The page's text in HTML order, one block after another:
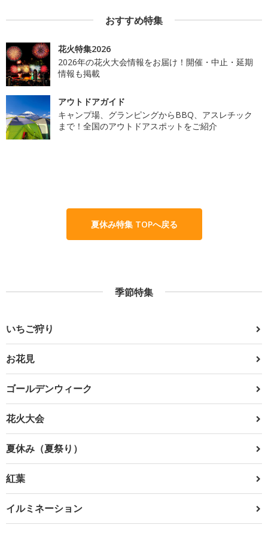
おすすめ特集
花火特集2026
2026年の花火大会情報をお届け！開催・中止・延期
情報も掲載
アウトドアガイド
キャンプ場、グランピングからBBQ、アスレチック
まで！全国のアウトドアスポットをご紹介
夏休み特集 TOPへ戻る
季節特集
いちご狩り
お花見
ゴールデンウィーク
花火大会
夏休み（夏祭り）
紅葉
イルミネーション